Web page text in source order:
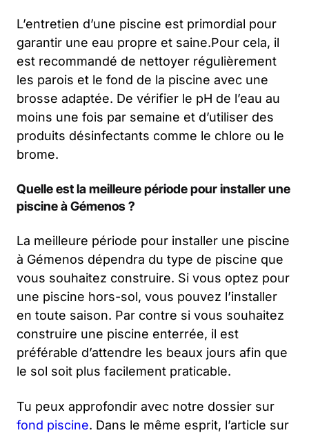
L’entretien d’une piscine est primordial pour
garantir une eau propre et saine.Pour cela, il
est recommandé de nettoyer régulièrement
les parois et le fond de la piscine avec une
brosse adaptée. De vérifier le pH de l’eau au
moins une fois par semaine et d’utiliser des
produits désinfectants comme le chlore ou le
brome.
Quelle est la meilleure période pour installer une
piscine à Gémenos ?
La meilleure période pour installer une piscine
à Gémenos dépendra du type de piscine que
vous souhaitez construire. Si vous optez pour
une piscine hors-sol, vous pouvez l’installer
en toute saison. Par contre si vous souhaitez
construire une piscine enterrée, il est
préférable d’attendre les beaux jours afin que
le sol soit plus facilement praticable.
Tu peux approfondir avec notre dossier sur
fond piscine. Dans le même esprit, l’article sur